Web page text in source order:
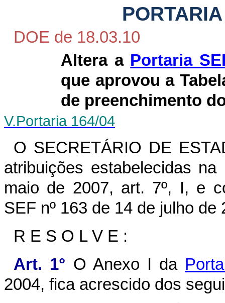
DOE de 18.03.10
Altera a Portaria
que aprovou a
de preenchimento
V.Portaria 164/04
O SECRETÁRIO DE
atribuições estabelecidas
maio de 2007, art. 7º, I, e
SEF nº 163 de 14 de julho de
R E S O L V E :
Art. 1° O Anexo I da
2004, fica acrescido dos